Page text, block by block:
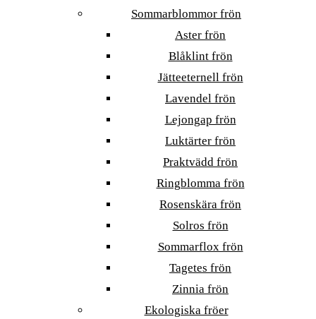
Sommarblommor frön
Aster frön
Blåklint frön
Jätteeternell frön
Lavendel frön
Lejongap frön
Luktärter frön
Praktvädd frön
Ringblomma frön
Rosenskära frön
Solros frön
Sommarflox frön
Tagetes frön
Zinnia frön
Ekologiska fröer